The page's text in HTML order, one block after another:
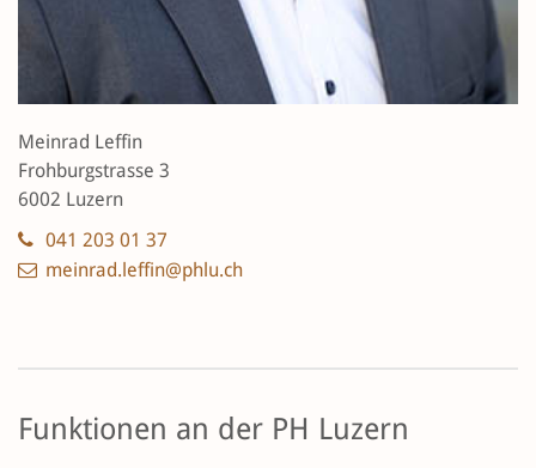
Meinrad Leffin
Frohburgstrasse 3
6002 Luzern
041 203 01 37
meinrad.leffin@phlu.ch
Funktionen an der PH Luzern